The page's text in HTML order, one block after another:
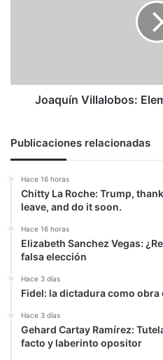
Joaquín Villalobos:
Publicaciones relacionadas
Hace 16 horas
Chitty La Roche: Trump,
leave, and do it soon.
Hace 16 horas
Elizabeth Sanchez Vegas:
falsa elección
Hace 3 días
Fidel: la dictadura como obra
Hace 3 días
Gehard Cartay Ramírez:
facto y laberinto opositor